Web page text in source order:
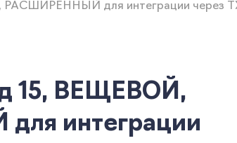
для интеграции через
15, ВЕЩЕВОЙ,
интеграции